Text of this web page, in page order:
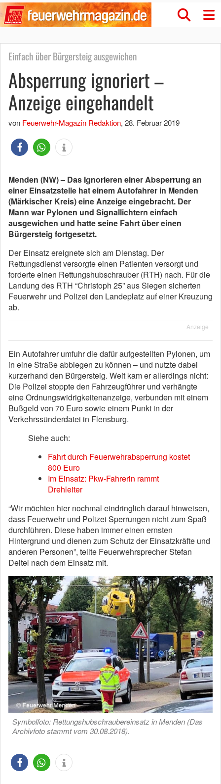
Einfach über Bürgersteig ausgewichen
Absperrung ignoriert –
Anzeige eingehandelt
von Feuerwehr-Magazin Redaktion, 28. Februar 2019
Menden (NW) – Das Ignorieren einer Absperrung an
einer Einsatzstelle hat einem Autofahrer in Menden
(Märkischer Kreis) eine Anzeige eingebracht. Der
Mann war Pylonen und Signallichtern einfach
ausgewichen und hatte seine Fahrt über einen
Bürgersteig fortgesetzt.
Der Einsatz ereignete sich am Dienstag. Der
Rettungsdienst versorgte einen Patienten versorgt und
forderte einen Rettungshubschrauber (RTH) nach. Für die
Landung des RTH “Christoph 25” aus Siegen sicherten
Feuerwehr und Polizei den Landeplatz auf einer Kreuzung
ab.
Anzeige
Ein Autofahrer umfuhr die dafür aufgestellten Pylonen, um
in eine Straße abbiegen zu können – und nutzte dabei
kurzerhand den Bürgersteig. Weit kam er allerdings nicht:
Die Polizei stoppte den Fahrzeugführer und verhängte
eine Ordnungswidrigkeitenanzeige, verbunden mit einem
Bußgeld von 70 Euro sowie einem Punkt in der
Verkehrssünderdatei in Flensburg.
Siehe auch:
Fahrt durch Feuerwehrabsperrung kostet
800 Euro
Im Einsatz: Pkw-Fahrerin rammt
Drehleiter
“Wir möchten hier nochmal eindringlich darauf hinweisen,
dass Feuerwehr und Polizei Sperrungen nicht zum Spaß
durchführen. Diese haben immer einen ernsten
Hintergrund und dienen zum Schutz der Einsatzkräfte und
anderen Personen”, teilte Feuerwehrsprecher Stefan
Deitel nach dem Einsatz mit.
Symbolfoto: Rettungshubschraubereinsatz in Menden (Das
Archivfoto stammt vom 30.08.2018).